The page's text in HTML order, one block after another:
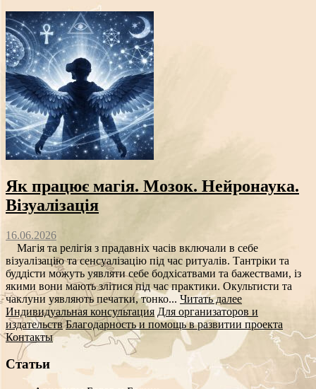
Як працює магія. Мозок. Нейронаука.
Візуалізація
16.06.2026
Магія та релігія з прадавніх часів включали в себе
візуалізацію та сенсуалізацію під час ритуалів. Тантріки та
буддісти можуть уявляти себе бодхісатвами та бажествами, із
якими вони мають злітися під час практики. Окультисти та
чаклуни уявляють печатки, тонко... Читать далее
Индивидуальная консультация Для организаторов и
издательств Благодарность и помощь в развитии проекта
Контакты
Статьи